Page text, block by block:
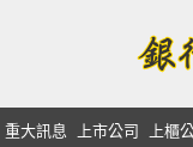
重大訊息 上市公司 上櫃